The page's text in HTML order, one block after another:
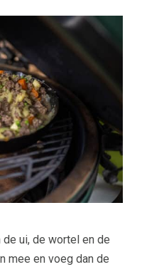
ui, de wortel en de
mee en voeg dan de